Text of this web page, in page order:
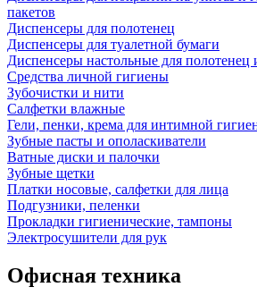
пакетов
Диспенсеры для полотенец
Диспенсеры для туалетной бумаги
Диспенсеры настольные для полотенец
Средства личной гигиены
Зубочистки и нити
Салфетки влажные
Гели, пенки, крема для интимной
Зубные пасты и ополаскиватели
Ватные диски и палочки
Зубные щетки
Платки носовые, салфетки для лица
Подгузники, пеленки
Прокладки гигиенические, тампоны
Электросушители для рук
Офисная техника